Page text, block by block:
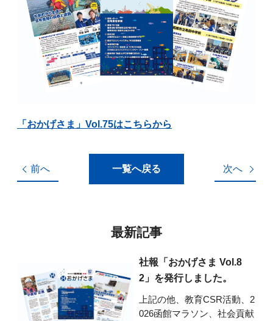
「おかげさま」Vol.75はこちらから
前へ 一覧へ戻る 次へ
最新記事
社報「おかげさま Vol.8
2」を発行しました。
上記の他、教育CSR活動、2
026函館マラソン、社会貢献